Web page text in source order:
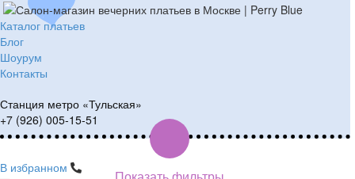
Каталог платьев
Блог
Шоурум
Контакты
Станция метро «Тульская»
+7 (926) 005-15-51
В избранном